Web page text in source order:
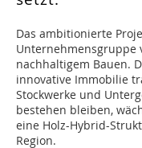
Das ambitionierte
nachhaltigem Bauen.
innovative Immobilie
Stockwerke und
bestehen bleiben,
eine Holz-Hybrid-
Region.